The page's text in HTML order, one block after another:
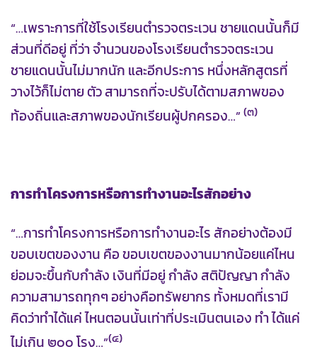
“…เพราะการที่ใช้โรงเรียนตำรวจตระเวน ชายแดนนั้นก็มี
ส่วนที่ดีอยู่ ที่ว่า จำนวนของโรงเรียนตำรวจตระเวน
ชายแดนนั้นไม่มากนัก และอีกประการ หนึ่งหลักสูตรที่
วางไว้ก็ไม่ตาย ตัว สามารถที่จะปรับได้ตามสภาพของ
ท้องถิ่นและสภาพของนักเรียนผู้ปกครอง…”(๓)
การทำโครงการหรือการทำงานอะไรสักอย่าง
“…การทำโครงการหรือการทำงานอะไร สักอย่างต้องมี
ขอบเขตของงาน คือ ขอบเขตของงานมากน้อยแค่ไหน
ย่อมจะขึ้นกับกำลัง เงินที่มีอยู่ กำลัง สติปัญญา กำลัง
ความสามารถทุกๆ อย่างคือทรัพยากร ทั้งหมดที่เรามี
คิดว่าทำได้แค่ ไหนตอนนั้นเท่าที่ประเมินตนเอง ทำ ได้แค่
ไม่เกิน ๒๐๐ โรง…”(๔)